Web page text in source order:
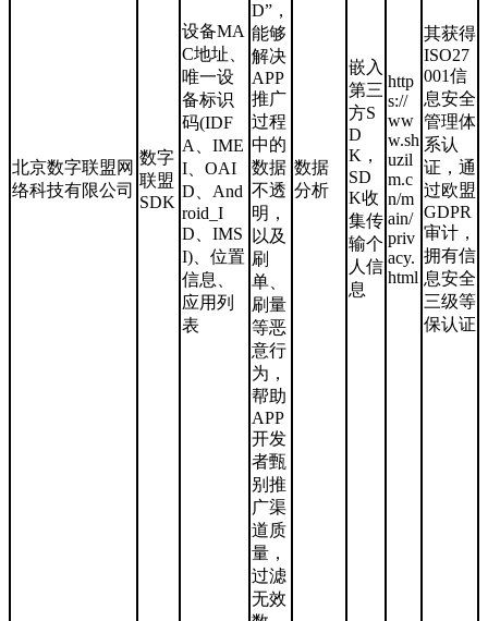
北京数字联盟网
络科技有限公司
数字
联盟
SDK
设备MA
C地址、
唯一设
备标识
码(IDF
A、IME
I、OAI
D、And
roid_I
D、IMS
I)、位置
信息、
应用列
表
D”，
能够
解决
APP
推广
过程
中的
数据
不透
明，
以及
刷
单、
刷量
等恶
意行
为，
帮助
APP
开发
者甄
别推
广渠
道质
量，
过滤
无效
数据
分析
嵌入
第三
方S
D
K，
SD
K收
集传
输个
人信
息
http
s://
ww
w.sh
uzil
m.c
n/m
ain/
priv
acy.
html
其获得
ISO27
001信
息安全
管理体
系认
证，通
过欧盟
GDPR
审计，
拥有信
息安全
三级等
保认证